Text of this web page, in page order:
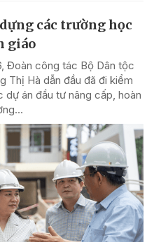
các trường học
giáo
Đoàn công tác Bộ Dân tộc
Thị Hà dẫn đầu đã đi kiểm
án đầu tư nâng cấp, hoàn